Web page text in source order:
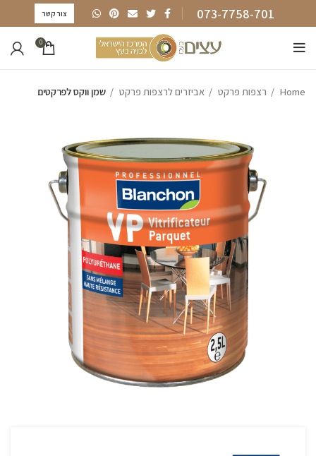
073-7758-701 צור קשר
0
Home רצפות פרקט אביזרים לרצפות פרקט שמן ווקס לפרקטים